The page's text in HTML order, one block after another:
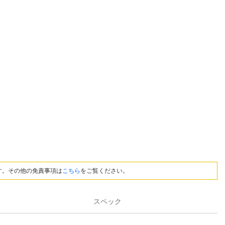
その他の免責事項はこちら をご覧ください。
スペック